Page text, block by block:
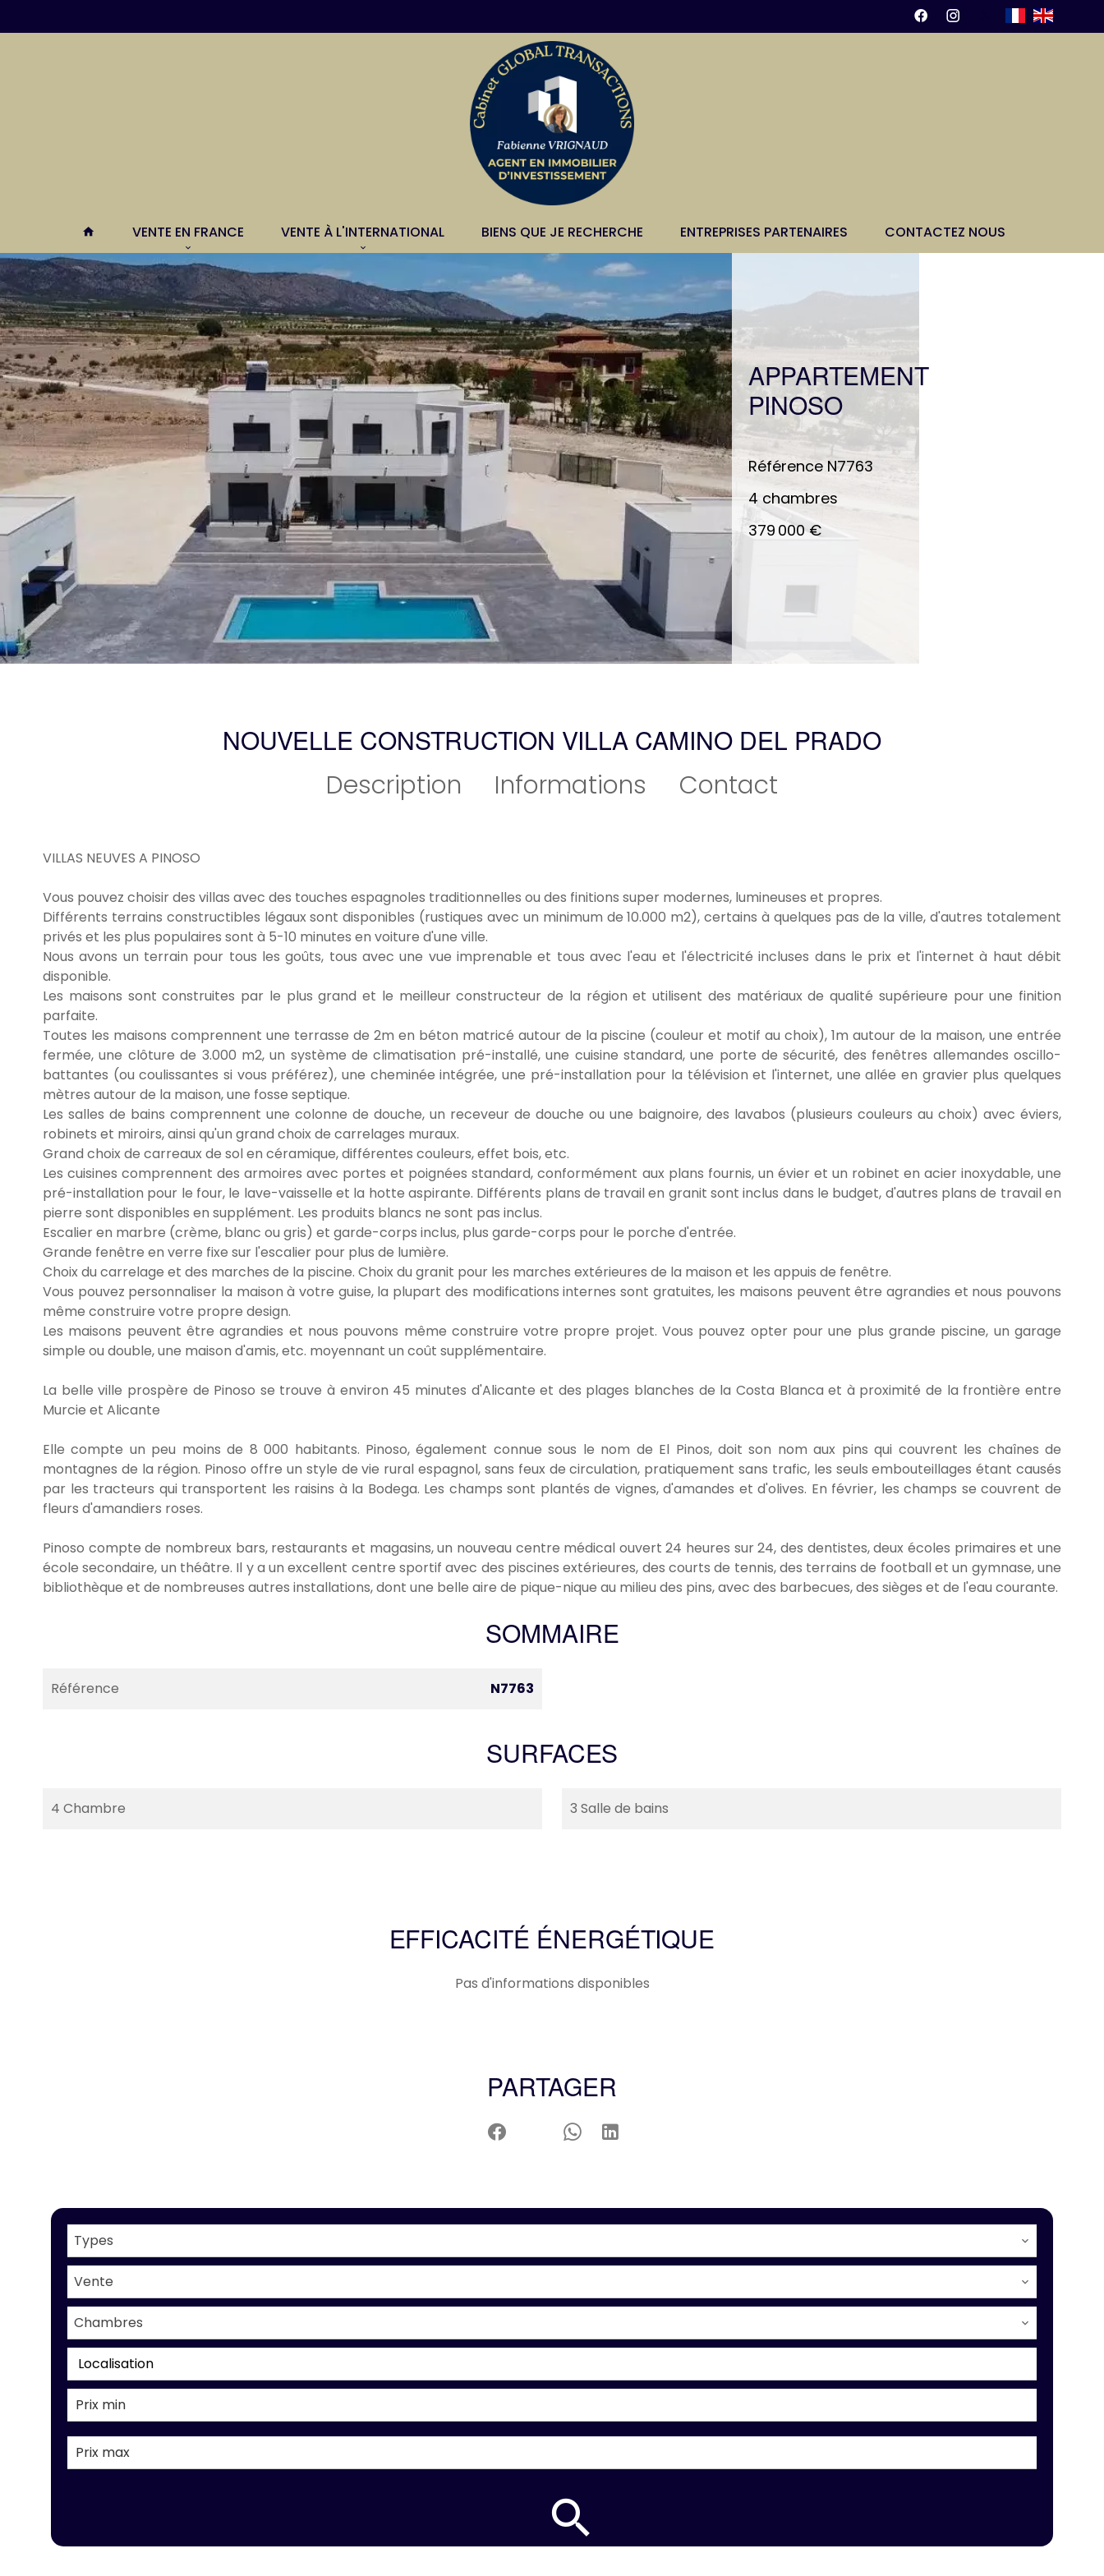
VENTE EN FRANCE VENTE À L'INTERNATIONAL BIENS QUE JE RECHERCHE ENTREPRISES PARTENAIRES CONTACTEZ NOUS
APPARTEMENT
PINOSO
Référence N7763
4 chambres
379 000 €
NOUVELLE CONSTRUCTION VILLA CAMINO DEL PRADO
Description Informations Contact
VILLAS NEUVES A PINOSO
Vous pouvez choisir des villas avec des touches espagnoles traditionnelles ou des finitions super modernes, lumineuses et propres.
Différents terrains constructibles légaux sont disponibles (rustiques avec un minimum de 10.000 m2), certains à quelques pas de la ville, d'autres totalement
privés et les plus populaires sont à 5-10 minutes en voiture d'une ville.
Nous avons un terrain pour tous les goûts, tous avec une vue imprenable et tous avec l'eau et l'électricité incluses dans le prix et l'internet à haut débit
disponible.
Les maisons sont construites par le plus grand et le meilleur constructeur de la région et utilisent des matériaux de qualité supérieure pour une finition
parfaite.
Toutes les maisons comprennent une terrasse de 2m en béton matricé autour de la piscine (couleur et motif au choix), 1m autour de la maison, une entrée
fermée, une clôture de 3.000 m2, un système de climatisation pré-installé, une cuisine standard, une porte de sécurité, des fenêtres allemandes oscillo-
battantes (ou coulissantes si vous préférez), une cheminée intégrée, une pré-installation pour la télévision et l'internet, une allée en gravier plus quelques
mètres autour de la maison, une fosse septique.
Les salles de bains comprennent une colonne de douche, un receveur de douche ou une baignoire, des lavabos (plusieurs couleurs au choix) avec éviers,
robinets et miroirs, ainsi qu'un grand choix de carrelages muraux.
Grand choix de carreaux de sol en céramique, différentes couleurs, effet bois, etc.
Les cuisines comprennent des armoires avec portes et poignées standard, conformément aux plans fournis, un évier et un robinet en acier inoxydable, une
pré-installation pour le four, le lave-vaisselle et la hotte aspirante. Différents plans de travail en granit sont inclus dans le budget, d'autres plans de travail en
pierre sont disponibles en supplément. Les produits blancs ne sont pas inclus.
Escalier en marbre (crème, blanc ou gris) et garde-corps inclus, plus garde-corps pour le porche d'entrée.
Grande fenêtre en verre fixe sur l'escalier pour plus de lumière.
Choix du carrelage et des marches de la piscine. Choix du granit pour les marches extérieures de la maison et les appuis de fenêtre.
Vous pouvez personnaliser la maison à votre guise, la plupart des modifications internes sont gratuites, les maisons peuvent être agrandies et nous pouvons
même construire votre propre design.
Les maisons peuvent être agrandies et nous pouvons même construire votre propre projet. Vous pouvez opter pour une plus grande piscine, un garage
simple ou double, une maison d'amis, etc. moyennant un coût supplémentaire.
La belle ville prospère de Pinoso se trouve à environ 45 minutes d'Alicante et des plages blanches de la Costa Blanca et à proximité de la frontière entre
Murcie et Alicante
Elle compte un peu moins de 8 000 habitants. Pinoso, également connue sous le nom de El Pinos, doit son nom aux pins qui couvrent les chaînes de
montagnes de la région. Pinoso offre un style de vie rural espagnol, sans feux de circulation, pratiquement sans trafic, les seuls embouteillages étant causés
par les tracteurs qui transportent les raisins à la Bodega. Les champs sont plantés de vignes, d'amandes et d'olives. En février, les champs se couvrent de
fleurs d'amandiers roses.
Pinoso compte de nombreux bars, restaurants et magasins, un nouveau centre médical ouvert 24 heures sur 24, des dentistes, deux écoles primaires et une
école secondaire, un théâtre. Il y a un excellent centre sportif avec des piscines extérieures, des courts de tennis, des terrains de football et un gymnase, une
bibliothèque et de nombreuses autres installations, dont une belle aire de pique-nique au milieu des pins, avec des barbecues, des sièges et de l'eau courante.
SOMMAIRE
Référence N7763
SURFACES
4 Chambre 3 Salle de bains
EFFICACITÉ ÉNERGÉTIQUE
Pas d'informations disponibles
PARTAGER
Types
Vente
Chambres
Localisation